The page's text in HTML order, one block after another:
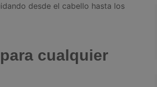
desde el cabello hasta los
cualquier